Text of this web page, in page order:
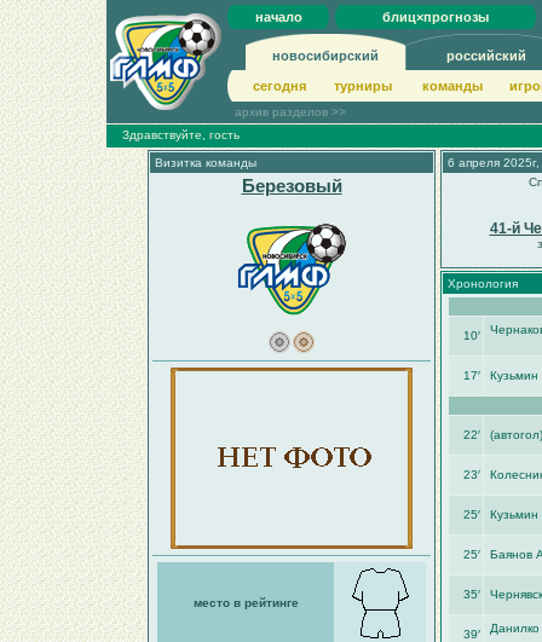
начало блиц×прогнозы
новосибирский российский
сегодня турниры команды
архив разделов >>
Здравствуйте, гость
Визитка команды
Березовый
место в рейтинге
6 апреля
41-й
Хронология
10′
17′ Кузьмин
22′ (автогол)
23′
25′ Кузьмин
25′ Баянов
35′
39′ Данилко